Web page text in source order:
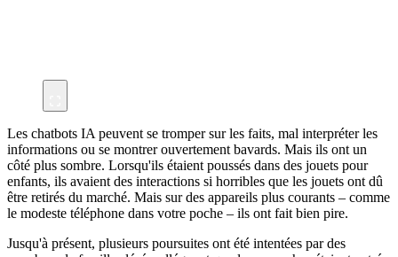
Les chatbots IA peuvent se tromper sur les faits, mal interpréter les
informations ou se montrer ouvertement bavards. Mais ils ont un
côté plus sombre. Lorsqu'ils étaient poussés dans des jouets pour
enfants, ils avaient des interactions si horribles que les jouets ont dû
être retirés du marché. Mais sur des appareils plus courants – comme
le modeste téléphone dans votre poche – ils ont fait bien pire.
Jusqu'à présent, plusieurs poursuites ont été intentées par des